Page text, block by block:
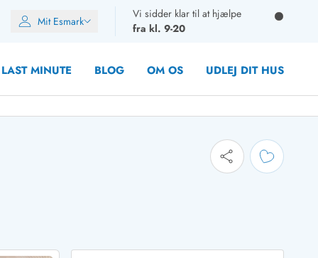
Mit Esmark
Vi sidder klar til at hjælpe
fra kl. 9-20
LAST MINUTE BLOG OM OS UDLEJ DIT HUS